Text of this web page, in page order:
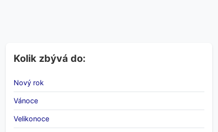
Kolik zbývá do:
Nový rok
Vánoce
Velikonoce